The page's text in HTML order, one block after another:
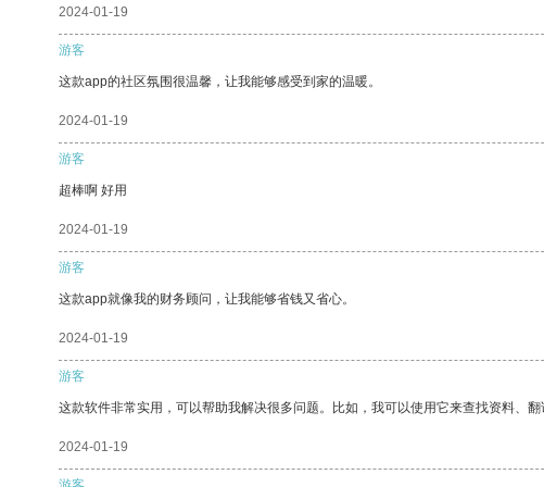
2024-01-19
游客
这款app的社区氛围很温馨，让我能够感受到家的温暖。
2024-01-19
游客
超棒啊 好用
2024-01-19
游客
这款app就像我的财务顾问，让我能够省钱又省心。
2024-01-19
游客
这款软件非常实用，可以帮助我解决很多问题。比如，我可以使用它来查找资料、翻
2024-01-19